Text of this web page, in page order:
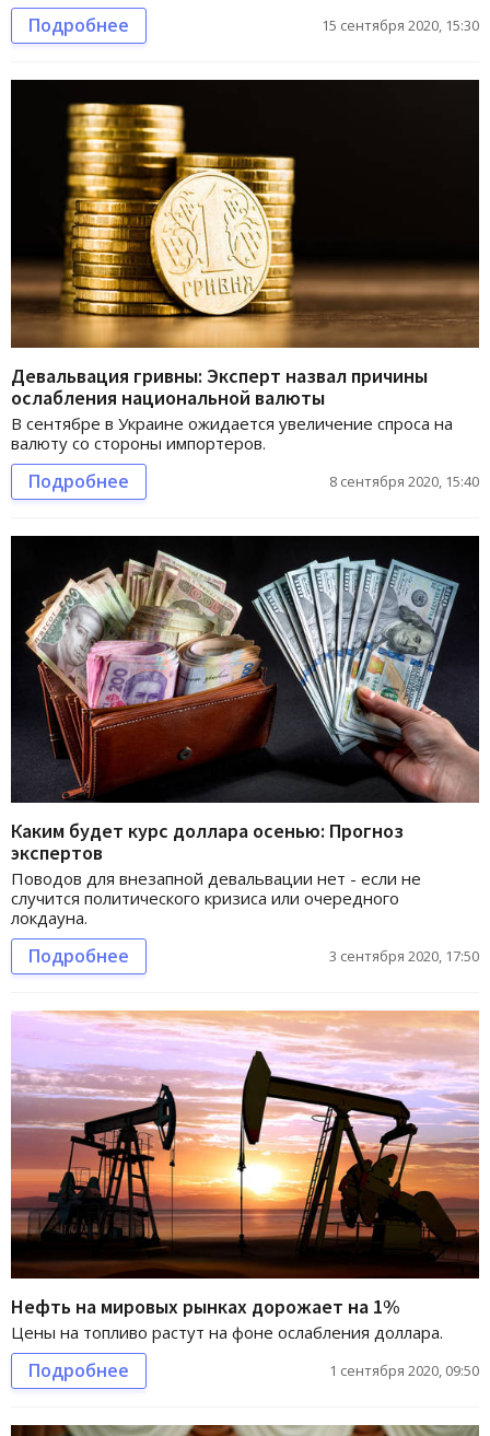
Подробнее 15 сентября 2020, 15:30
Девальвация гривны: Эксперт назвал причины
ослабления национальной валюты
В сентябре в Украине ожидается увеличение спроса на
валюту со стороны импортеров.
Подробнее 8 сентября 2020, 15:40
Каким будет курс доллара осенью: Прогноз
экспертов
Поводов для внезапной девальвации нет - если не
случится политического кризиса или очередного
локдауна.
Подробнее 3 сентября 2020, 17:50
Нефть на мировых рынках дорожает на 1%
Цены на топливо растут на фоне ослабления доллара.
Подробнее 1 сентября 2020, 09:50